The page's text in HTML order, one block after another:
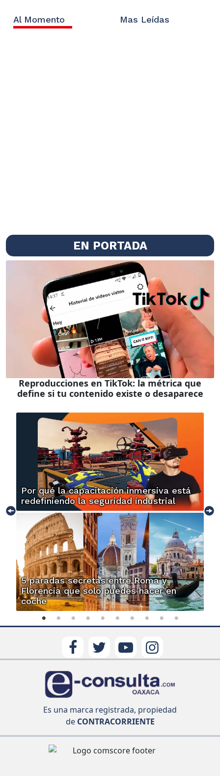
Al Momento Mas Leídas
EN PORTADA
Reproducciones en TikTok: la métrica que
define si tu contenido existe o desaparece
Por qué la capacitación inmersiva está
redefiniendo la seguridad industrial
5 paradas secretas entre Roma y
Florencia que solo puedes hacer en
coche
Es una marca registrada, propiedad
deCONTRACORRIENTE